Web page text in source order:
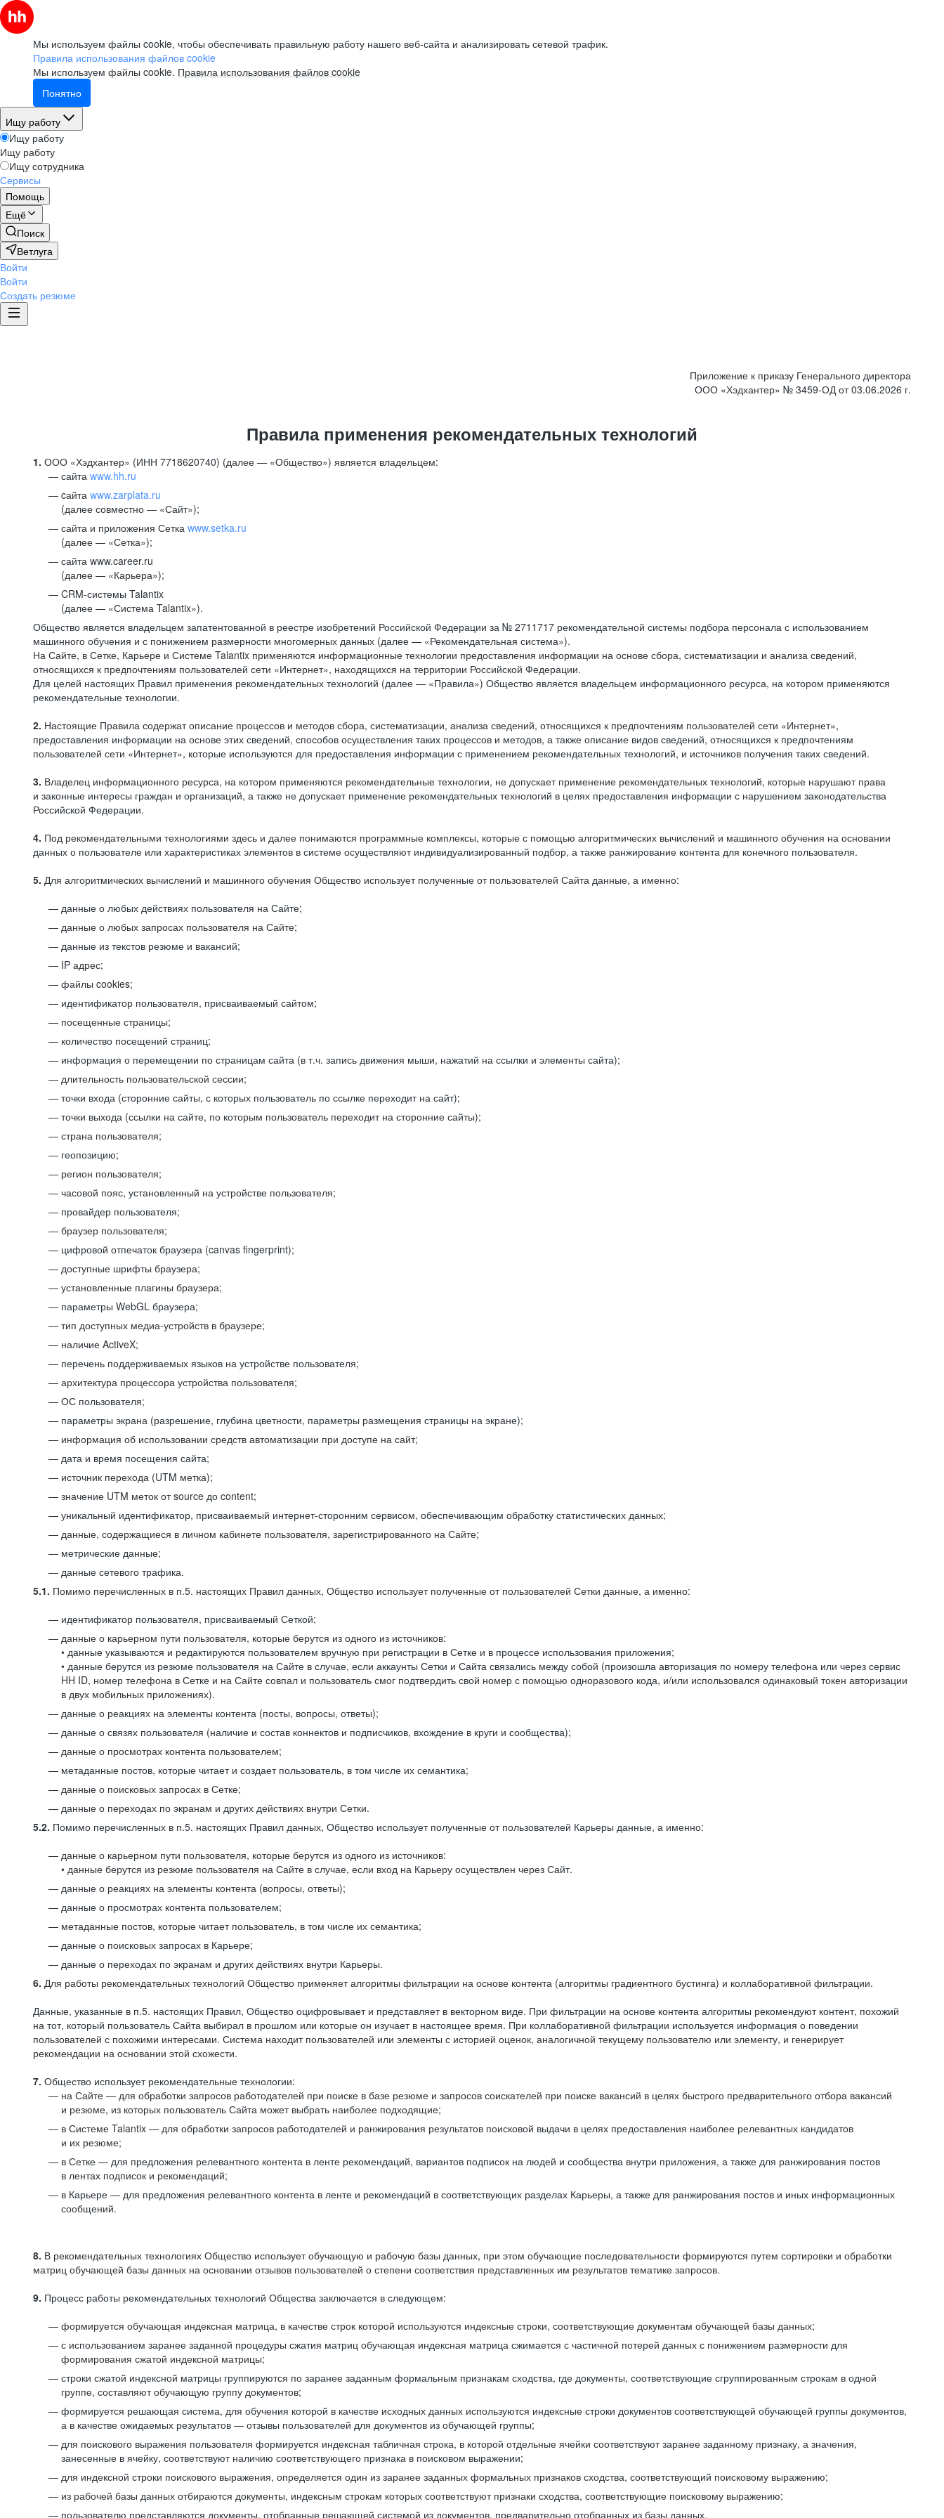
Мы используем файлы cookie, чтобы обеспечивать правильную работу нашего веб-сайта и анализировать сетевой трафик.
Правила использования файлов cookie
Мы используем файлы cookie. Правила использования файлов cookie
Понятно
Ищу работу
Ищу работу
Ищу работу
Ищу сотрудника
Сервисы
Помощь
Ещё
Поиск
Ветлуга
Войти
Войти
Создать резюме
Приложение к приказу Генерального директора
ООО «Хэдхантер» № 3459-ОД от 03.06.2026 г.
Правила применения рекомендательных технологий
1. ООО «Хэдхантер» (ИНН 7718620740) (далее — «Общество») является владельцем:
сайта www.hh.ru
cайта www.zarplata.ru
(далее совместно — «Сайт»);
сайта и приложения Сетка www.setka.ru
(далее — «Сетка»);
сайта www.career.ru
(далее — «Карьера»);
CRM-системы Talantix
(далее — «Система Talantix»).
Общество является владельцем запатентованной в реестре изобретений Российской Федерации за № 2711717 рекомендательной системы подбора персонала с использованием
машинного обучения и с понижением размерности многомерных данных (далее — «Рекомендательная система»).
На Сайте, в Сетке, Карьере и Системе Talantix применяются информационные технологии предоставления информации на основе сбора, систематизации и анализа сведений,
относящихся к предпочтениям пользователей сети «Интернет», находящихся на территории Российской Федерации.
Для целей настоящих Правил применения рекомендательных технологий (далее — «Правила») Общество является владельцем информационного ресурса, на котором применяются
рекомендательные технологии.
2. Настоящие Правила содержат описание процессов и методов сбора, систематизации, анализа сведений, относящихся к предпочтениям пользователей сети «Интернет»,
предоставления информации на основе этих сведений, способов осуществления таких процессов и методов, а также описание видов сведений, относящихся к предпочтениям
пользователей сети «Интернет», которые используются для предоставления информации с применением рекомендательных технологий, и источников получения таких сведений.
3. Владелец информационного ресурса, на котором применяются рекомендательные технологии, не допускает применение рекомендательных технологий, которые нарушают права
и законные интересы граждан и организаций, а также не допускает применение рекомендательных технологий в целях предоставления информации с нарушением законодательства
Российской Федерации.
4. Под рекомендательными технологиями здесь и далее понимаются программные комплексы, которые с помощью алгоритмических вычислений и машинного обучения на основании
данных о пользователе или характеристиках элементов в системе осуществляют индивидуализированный подбор, а также ранжирование контента для конечного пользователя.
5. Для алгоритмических вычислений и машинного обучения Общество использует полученные от пользователей Сайта данные, а именно:
данные о любых действиях пользователя на Сайте;
данные о любых запросах пользователя на Сайте;
данные из текстов резюме и вакансий;
IP адрес;
файлы cookies;
идентификатор пользователя, присваиваемый сайтом;
посещенные страницы;
количество посещений страниц;
информация о перемещении по страницам сайта (в т.ч. запись движения мыши, нажатий на ссылки и элементы сайта);
длительность пользовательской сессии;
точки входа (сторонние сайты, с которых пользователь по ссылке переходит на сайт);
точки выхода (ссылки на сайте, по которым пользователь переходит на сторонние сайты);
страна пользователя;
геопозицию;
регион пользователя;
часовой пояс, установленный на устройстве пользователя;
провайдер пользователя;
браузер пользователя;
цифровой отпечаток браузера (canvas fingerprint);
доступные шрифты браузера;
установленные плагины браузера;
параметры WebGL браузера;
тип доступных медиа-устройств в браузере;
наличие ActiveX;
перечень поддерживаемых языков на устройстве пользователя;
архитектура процессора устройства пользователя;
ОС пользователя;
параметры экрана (разрешение, глубина цветности, параметры размещения страницы на экране);
информация об использовании средств автоматизации при доступе на сайт;
дата и время посещения сайта;
источник перехода (UTM метка);
значение UTM меток от source до content;
уникальный идентификатор, присваиваемый интернет-сторонним сервисом, обеспечивающим обработку статистических данных;
данные, содержащиеся в личном кабинете пользователя, зарегистрированного на Сайте;
метрические данные;
данные сетевого трафика.
5.1. Помимо перечисленных в п.5. настоящих Правил данных, Общество использует полученные от пользователей Сетки данные, а именно:
идентификатор пользователя, присваиваемый Сеткой;
данные о карьерном пути пользователя, которые берутся из одного из источников:
• данные указываются и редактируются пользователем вручную при регистрации в Сетке и в процессе использования приложения;
• данные берутся из резюме пользователя на Сайте в случае, если аккаунты Сетки и Сайта связались между собой (произошла авторизация по номеру телефона или через сервис
HH ID, номер телефона в Сетке и на Сайте совпал и пользователь смог подтвердить свой номер с помощью одноразового кода, и/или использовался одинаковый токен авторизации
в двух мобильных приложениях).
данные о реакциях на элементы контента (посты, вопросы, ответы);
данные о связях пользователя (наличие и состав коннектов и подписчиков, вхождение в круги и сообщества);
данные о просмотрах контента пользователем;
метаданные постов, которые читает и создает пользователь, в том числе их семантика;
данные о поисковых запросах в Сетке;
данные о переходах по экранам и других действиях внутри Сетки.
5.2. Помимо перечисленных в п.5. настоящих Правил данных, Общество использует полученные от пользователей Карьеры данные, а именно:
данные о карьерном пути пользователя, которые берутся из одного из источников:
• данные берутся из резюме пользователя на Сайте в случае, если вход на Карьеру осуществлен через Сайт.
данные о реакциях на элементы контента (вопросы, ответы);
данные о просмотрах контента пользователем;
метаданные постов, которые читает пользователь, в том числе их семантика;
данные о поисковых запросах в Карьере;
данные о переходах по экранам и других действиях внутри Карьеры.
6. Для работы рекомендательных технологий Общество применяет алгоритмы фильтрации на основе контента (алгоритмы градиентного бустинга) и коллаборативной фильтрации.
Данные, указанные в п.5. настоящих Правил, Общество оцифровывает и представляет в векторном виде. При фильтрации на основе контента алгоритмы рекомендуют контент, похожий
на тот, который пользователь Сайта выбирал в прошлом или которые он изучает в настоящее время. При коллаборативной фильтрации используется информация о поведении
пользователей с похожими интересами. Система находит пользователей или элементы с историей оценок, аналогичной текущему пользователю или элементу, и генерирует
рекомендации на основании этой схожести.
7. Общество использует рекомендательные технологии:
на Сайте — для обработки запросов работодателей при поиске в базе резюме и запросов соискателей при поиске вакансий в целях быстрого предварительного отбора вакансий
и резюме, из которых пользователь Сайта может выбрать наиболее подходящие;
в Системе Talantix — для обработки запросов работодателей и ранжирования результатов поисковой выдачи в целях предоставления наиболее релевантных кандидатов
и их резюме;
в Сетке — для предложения релевантного контента в ленте рекомендаций, вариантов подписок на людей и сообщества внутри приложения, а также для ранжирования постов
в лентах подписок и рекомендаций;
в Карьере — для предложения релевантного контента в ленте и рекомендаций в соответствующих разделах Карьеры, а также для ранжирования постов и иных информационных
сообщений.
8. В рекомендательных технологиях Общество использует обучающую и рабочую базы данных, при этом обучающие последовательности формируются путем сортировки и обработки
матриц обучающей базы данных на основании отзывов пользователей о степени соответствия представленных им результатов тематике запросов.
9. Процесс работы рекомендательных технологий Общества заключается в следующем:
формируется обучающая индексная матрица, в качестве строк которой используются индексные строки, соответствующие документам обучающей базы данных;
с использованием заранее заданной процедуры сжатия матриц обучающая индексная матрица сжимается с частичной потерей данных с понижением размерности для
формирования сжатой индексной матрицы;
строки сжатой индексной матрицы группируются по заранее заданным формальным признакам сходства, где документы, соответствующие сгруппированным строкам в одной
группе, составляют обучающую группу документов;
формируется решающая система, для обучения которой в качестве исходных данных используются индексные строки документов соответствующей обучающей группы документов,
а в качестве ожидаемых результатов — отзывы пользователей для документов из обучающей группы;
для поискового выражения пользователя формируется индексная табличная строка, в которой отдельные ячейки соответствуют заранее заданному признаку, а значения,
занесенные в ячейку, соответствуют наличию соответствующего признака в поисковом выражении;
для индексной строки поискового выражения, определяется один из заранее заданных формальных признаков сходства, соответствующий поисковому выражению;
из рабочей базы данных отбираются документы, индексным строкам которых соответствуют признаки сходства, соответствующие поисковому выражению;
пользователю представляются документы, отобранные решающей системой из документов, предварительно отобранных из базы данных.